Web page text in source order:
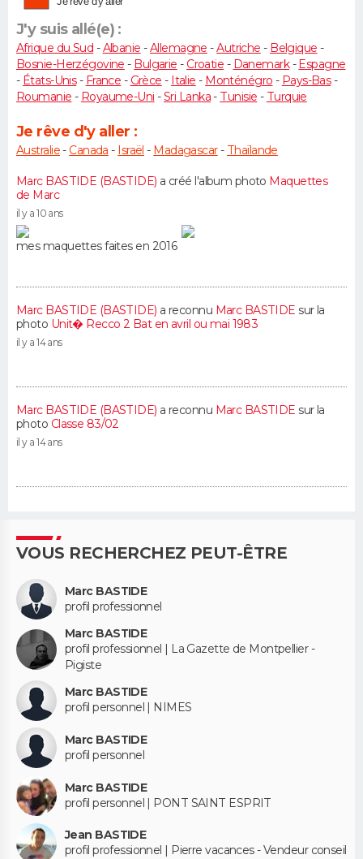
J'y suis allé(e) :
Afrique du Sud -Albanie -Allemagne -Autriche - Belgique -
Bosnie-Herzégovine - Bulgarie - Croatie - Danemark-Espagne
- États-Unis- France - Grèce - Italie - Monténégro - Pays-Bas-
Roumanie - Royaume-Uni -Sri Lanka- Tunisie - Turquie
Je rêve d'y aller :
Australie- Canada - Israël - Madagascar- Thaïlande
Marc BASTIDE (BASTIDE) a créé l'album photo Maquettes
de Marc
il y a 10 ans
mes maquettes faites en 2016
Marc BASTIDE (BASTIDE) a reconnu Marc BASTIDE sur la
photo Unit� Recco 2 Bat en avril ou mai 1983
il y a 14 ans
Marc BASTIDE (BASTIDE) a reconnu Marc BASTIDE sur la
photo Classe 83/02
il y a 14 ans
VOUS RECHERCHEZ PEUT-ÊTRE
Marc BASTIDE
profil professionnel
Marc BASTIDE
profil professionnel | La Gazette de Montpellier -
Pigiste
Marc BASTIDE
profil personnel | NIMES
Marc BASTIDE
profil personnel
Marc BASTIDE
profil personnel | PONT SAINT ESPRIT
Jean BASTIDE
profil professionnel | Pierre vacances - Vendeur conseil